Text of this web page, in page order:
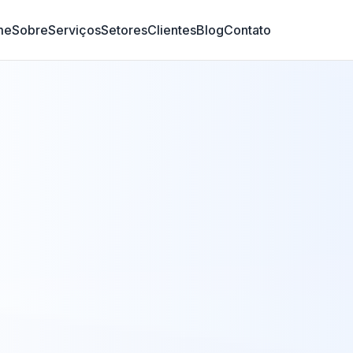
SobreServiçosSetoresClientesBlogContato